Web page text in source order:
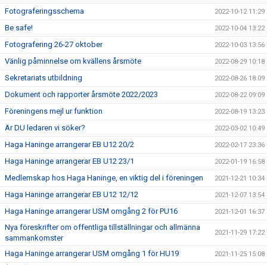
Fotograferingsschema 2022-10-12 11:29
Be safe! 2022-10-04 13:22
Fotografering 26-27 oktober 2022-10-03 13:56
Vänlig påminnelse om kvällens årsmöte 2022-08-29 10:18
Sekretariats utbildning 2022-08-26 18:09
Dokument och rapporter årsmöte 2022/2023 2022-08-22 09:09
Föreningens mejl ur funktion 2022-08-19 13:23
Är DU ledaren vi söker? 2022-03-02 10:49
Haga Haninge arrangerar EB U12 20/2 2022-02-17 23:36
Haga Haninge arrangerar EB U12 23/1 2022-01-19 16:58
Medlemskap hos Haga Haninge, en viktig del i föreningen 2021-12-21 10:34
Haga Haninge arrangerar EB U12 12/12 2021-12-07 13:54
Haga Haninge arrangerar USM omgång 2 för PU16 2021-12-01 16:37
Nya föreskrifter om offentliga tillställningar och allmänna
sammankomster
2021-11-29 17:22
Haga Haninge arrangerar USM omgång 1 för HU19 2021-11-25 15:08